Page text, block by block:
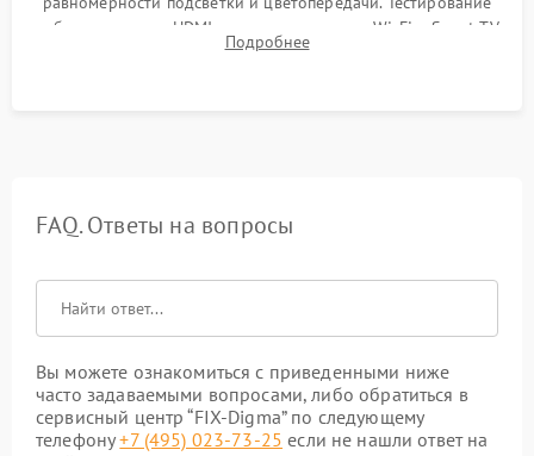
работы разъемов HDMI, динамиков, модуля Wi-Fi и Smart TV
в рабочем режиме в течение нескольких часов.
Подробнее
FAQ. Ответы на вопросы
Вы можете ознакомиться с приведенными ниже
часто задаваемыми вопросами, либо обратиться в
сервисный центр “FIX-Digma” по следующему
телефону+7 (495) 023-73-25 если не нашли ответ на